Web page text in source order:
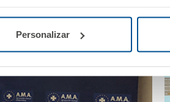
Personalizar